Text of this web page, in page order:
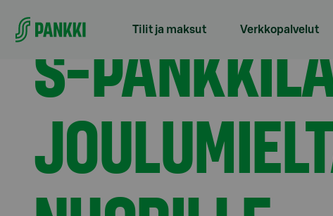
Tilit ja maksut Verkkopalvelut
S-pankkilaiset jakavat hyvää
S-